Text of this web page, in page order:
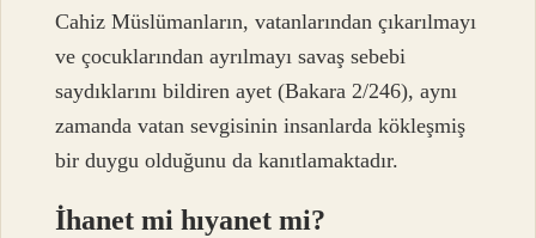
Cahiz Müslümanların, vatanlarından çıkarılmayı
ve çocuklarından ayrılmayı savaş sebebi
saydıklarını bildiren ayet (Bakara 2/246), aynı
zamanda vatan sevgisinin insanlarda kökleşmiş
bir duygu olduğunu da kanıtlamaktadır.
İhanet mi hıyanet mi?